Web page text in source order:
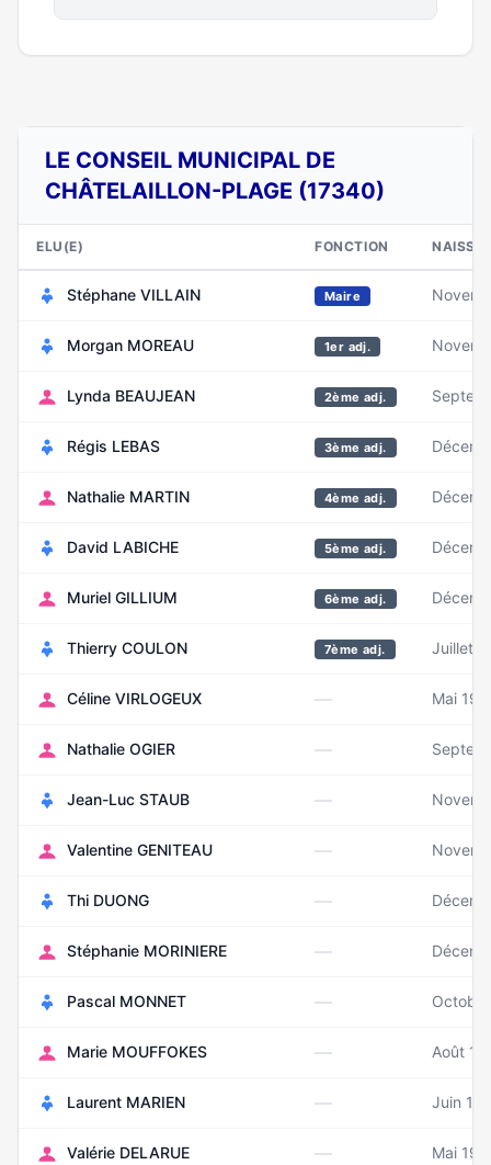
LE CONSEIL MUNICIPAL DE
CHÂTELAILLON-PLAGE (17340)
ELU(E) FONCTION
Stéphane VILLAIN Maire
Morgan MOREAU 1er adj.
Lynda BEAUJEAN 2ème adj.
Régis LEBAS 3ème adj.
Nathalie MARTIN 4ème adj.
David LABICHE 5ème adj.
Muriel GILLIUM 6ème adj.
Thierry COULON 7ème adj. Juillet
Céline VIRLOGEUX — Mai
Nathalie OGIER —
Jean-Luc STAUB —
Valentine GENITEAU —
Thi DUONG —
Stéphanie MORINIERE —
Pascal MONNET —
Marie MOUFFOKES — Août
Laurent MARIEN — Juin
Valérie DELARUE — Mai